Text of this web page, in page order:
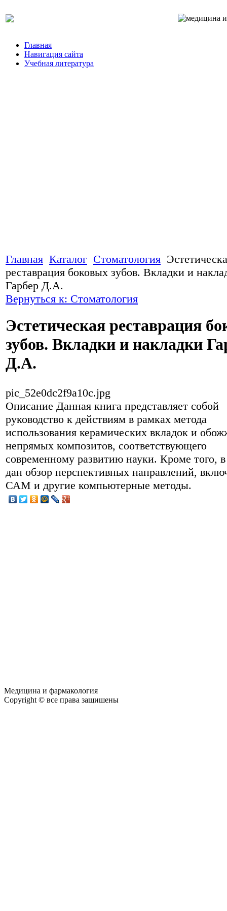
Главная
Навигация сайта
Учебная литература
Главная Каталог Стоматология
реставрация боковых зубов. Вкладки и
Гарбер Д.А.
Вернуться к: Стоматология
Эстетическая реставрация
зубов. Вкладки и накладки
Д.А.
pic_52e0dc2f9a10c.jpg
Описание Данная книга представляет собой
руководство к действиям в рамках метода
использования керамических вкладок и
непрямых композитов, соответствующего
современному развитию науки. Кроме того,
дан обзор перспективных направлений,
САМ и другие компьютерные методы.
Медицина и фармакология
Copyright © все права защишены